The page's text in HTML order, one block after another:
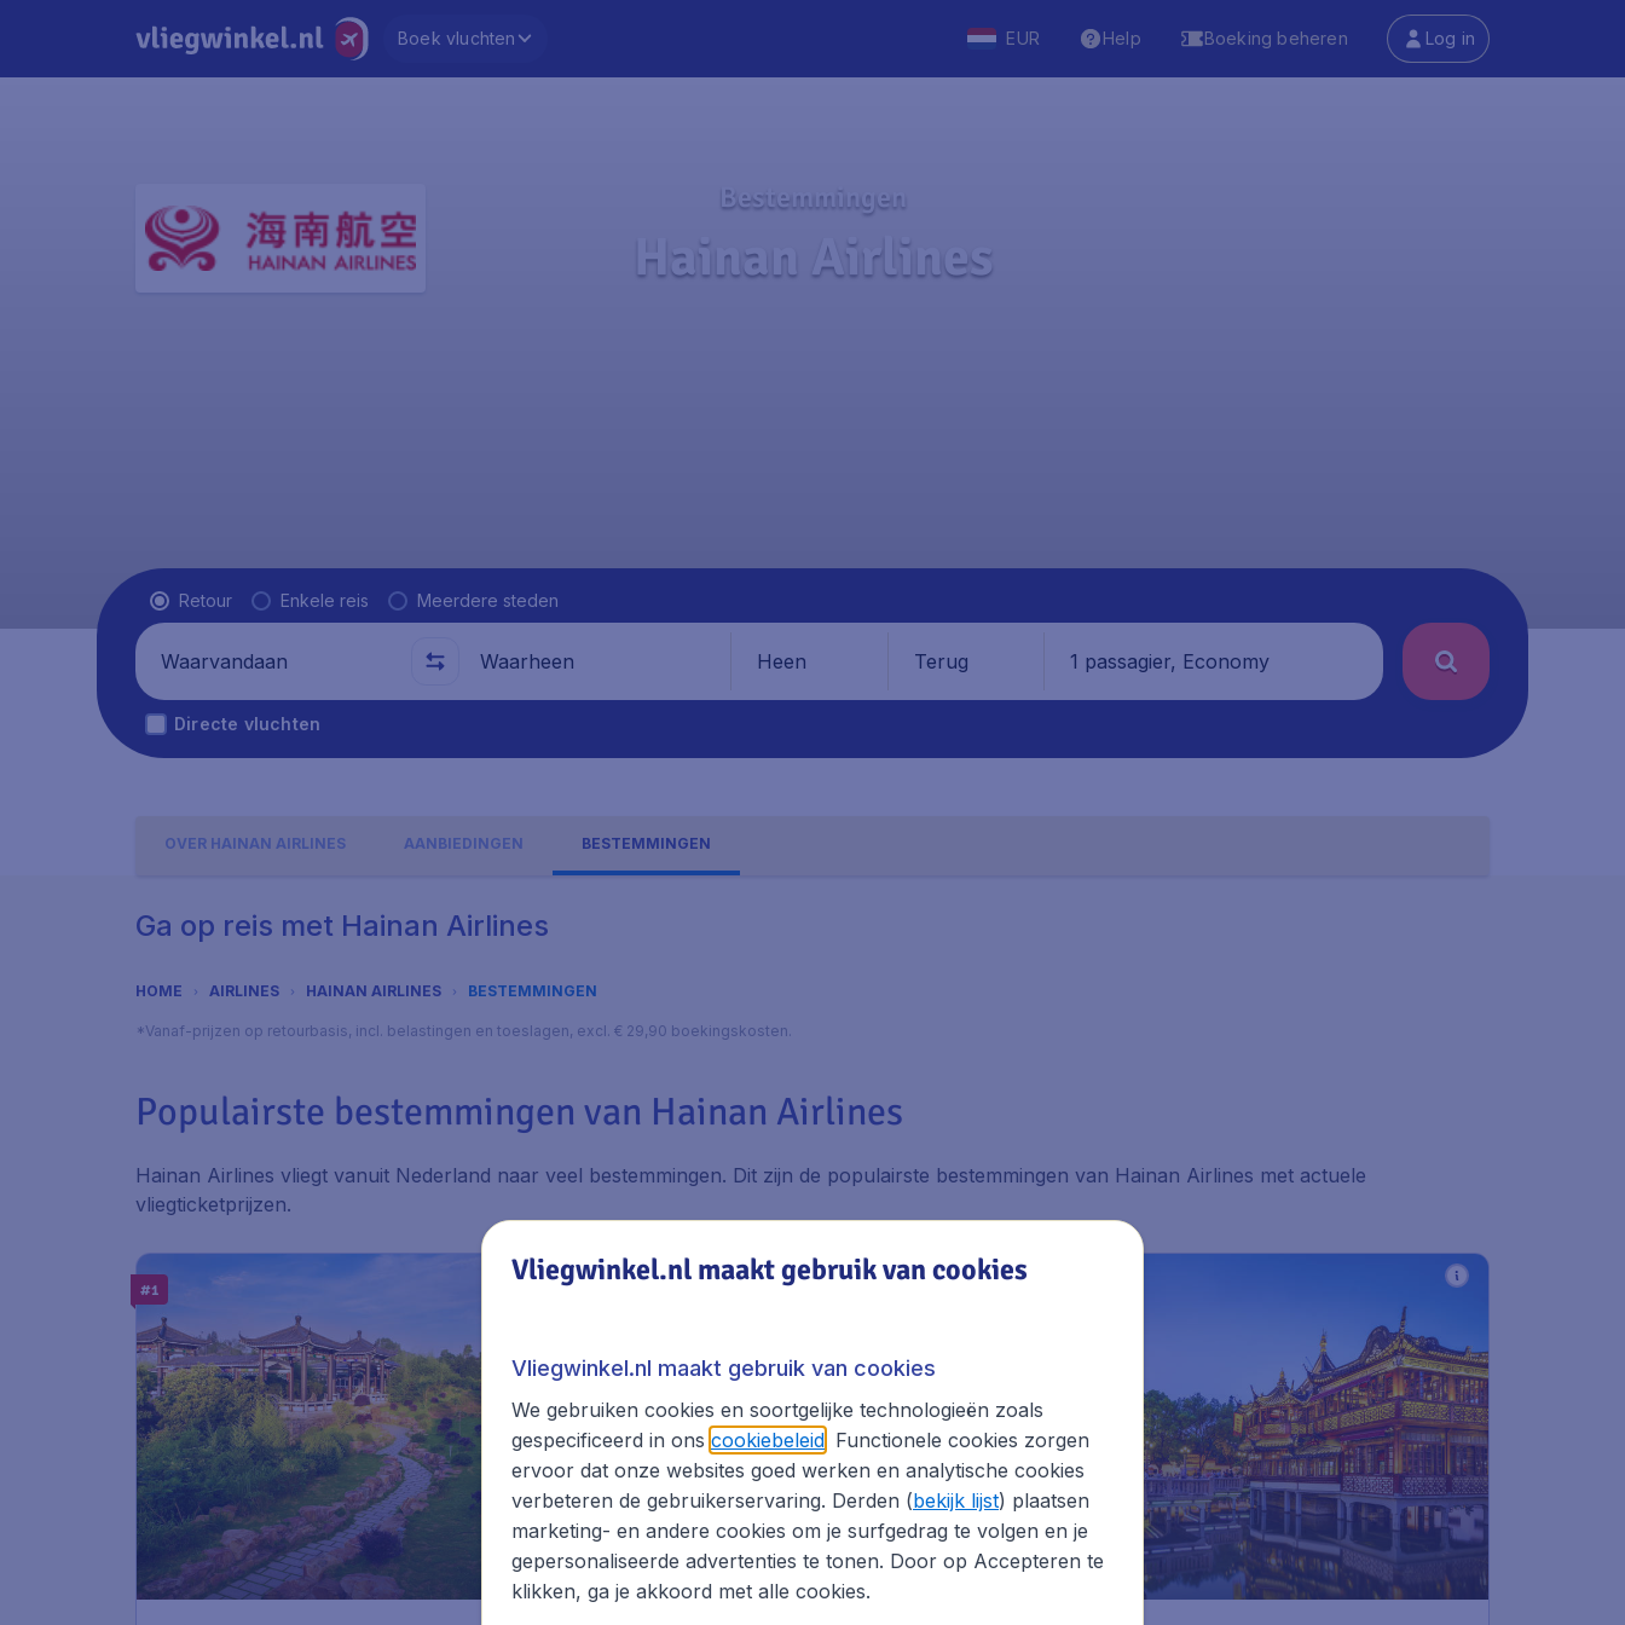
Boek vluchten EUR Help Boeking beheren Log in
Bestemmingen
Hainan Airlines
Vluchttype
Retour Enkele reis Meerdere steden
Waarvandaan Waarheen Heen Terug 1 passagier, Economy
Directe vluchten
OVER HAINAN AIRLINES AANBIEDINGEN BESTEMMINGEN
Ga op reis met Hainan Airlines
HOME AIRLINES HAINAN AIRLINES BESTEMMINGEN
*Vanaf-prijzen op retourbasis, incl. belastingen en toeslagen, excl. € 29,90 boekingskosten.
Populairste bestemmingen van Hainan Airlines
Hainan Airlines vliegt vanuit Nederland naar veel bestemmingen. Dit zijn de populairste bestemmingen van Hainan Airlines met actuele
vliegticketprijzen.
#1
Vliegwinkel.nl maakt gebruik van cookies
Vliegwinkel.nl maakt gebruik van cookies
We gebruiken cookies en soortgelijke technologieën zoals
gespecificeerd in ons cookiebeleid. Functionele cookies zorgen
ervoor dat onze websites goed werken en analytische cookies
verbeteren de gebruikerservaring. Derden (bekijk lijst) plaatsen
marketing- en andere cookies om je surfgedrag te volgen en je
gepersonaliseerde advertenties te tonen. Door op Accepteren te
klikken, ga je akkoord met alle cookies.